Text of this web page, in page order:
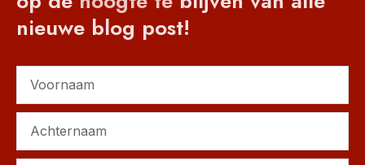
nieuwe blog post!